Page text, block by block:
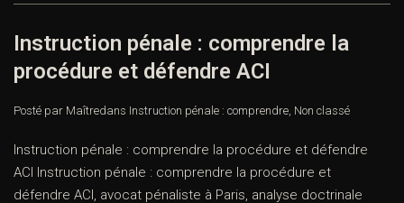
Instruction pénale : comprendre la
procédure et défendre ACI
Posté par Maîtredans Instruction pénale : comprendre, Non classé
Instruction pénale : comprendre la procédure et défendre
ACI Instruction pénale : comprendre la procédure et
défendre ACI, avocat pénaliste à Paris, analyse doctrinale